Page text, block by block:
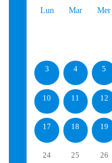
Lun Mar Mer
3 4 5
10 11 12
17 18 19
24 25 26